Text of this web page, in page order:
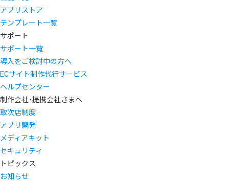
アプリストア
テンプレート一覧
サポート
サポート一覧
導入をご検討中の方へ
ECサイト制作代行サービス
ヘルプセンター
制作会社・提携会社さまへ
取次店制度
アプリ開発
メディアキット
セキュリティ
トピックス
お知らせ